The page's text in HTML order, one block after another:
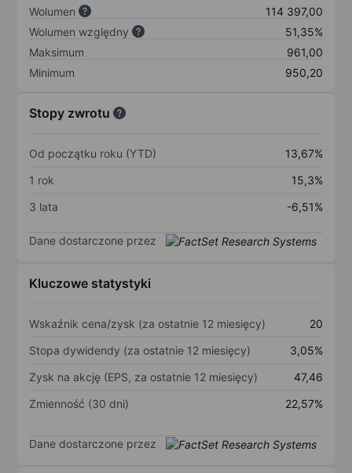
Wolumen
114 397,00
Wolumen względny
51,35%
Maksimum
961,00
Minimum
950,20
Stopy zwrotu
Od początku roku (YTD)
13,67%
1 rok
15,3%
3 lata
-6,51%
Dane dostarczone przez
Kluczowe statystyki
Wskaźnik cena/zysk (za ostatnie 12 miesięcy)
20
Stopa dywidendy (za ostatnie 12 miesięcy)
3,05%
Zysk na akcję (EPS, za ostatnie 12 miesięcy)
47,46
Zmienność (30 dni)
22,57%
Dane dostarczone przez